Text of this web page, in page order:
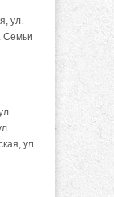
ул.
Семьи
ул.